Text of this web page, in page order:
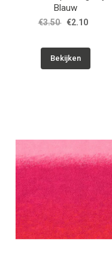
Blauw
€3.50 €2.10
Bekijken